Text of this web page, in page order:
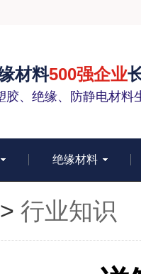
材料500强企业
胶、绝缘、防静电材料
绝缘材料
> 行业知识